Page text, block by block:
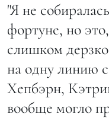
"Я не
фортуне, но
слишком
на одну линию
Хепбэрн,
вообще могло